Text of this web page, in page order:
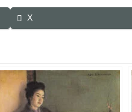
X